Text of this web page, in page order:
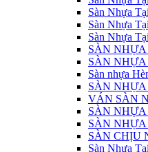
Sàn Nhựa
Sàn Nhựa
Sàn Nhựa
SÀN
SÀN
Sàn nhựa
SÀN
VÁN SÀN
SÀN
SÀN
SÀN CHỊU
Sàn Nhựa